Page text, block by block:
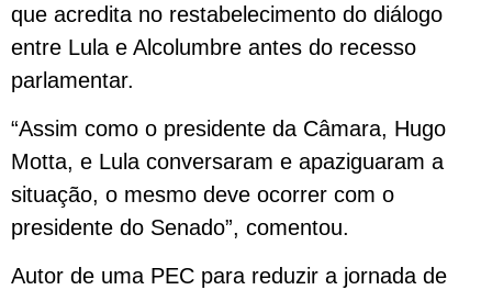
que acredita no restabelecimento do diálogo
entre Lula e Alcolumbre antes do recesso
parlamentar.
“Assim como o presidente da Câmara, Hugo
Motta, e Lula conversaram e apaziguaram a
situação, o mesmo deve ocorrer com o
presidente do Senado”, comentou.
Autor de uma PEC para reduzir a jornada de